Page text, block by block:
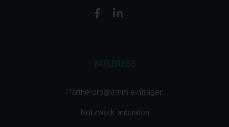
Partnerprogramm eintragen
Netzwerk anbinden